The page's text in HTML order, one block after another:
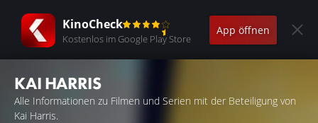
KinoCheck
Kostenlos im Google Play Store
App öffnen
KAI HARRIS
Alle Informationen zu Filmen und Serien mit der Beteiligung von
Kai Harris.